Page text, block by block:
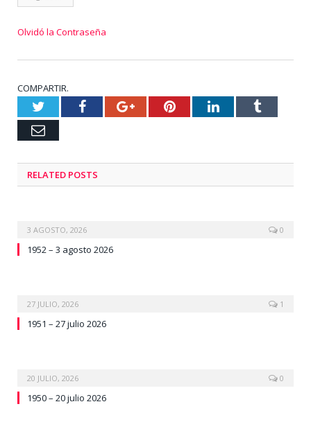
Olvidó la Contraseña
COMPARTIR.
TwitterFacebookGoogle+PinterestLinkedInTumblr
Email
RELATED POSTS
3 AGOSTO, 2026 0
1952 – 3 agosto 2026
27 JULIO, 2026 1
1951 – 27 julio 2026
20 JULIO, 2026 0
1950 – 20 julio 2026